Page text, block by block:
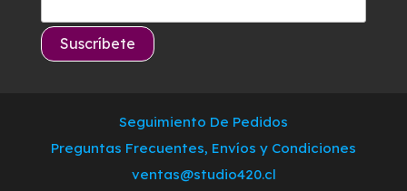
Seguimiento De Pedidos
Preguntas Frecuentes, Envíos y Condiciones
ventas@studio420.cl